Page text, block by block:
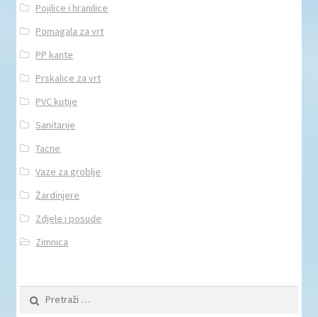
Pojilice i hranilice
Pomagala za vrt
PP kante
Prskalice za vrt
PVC kutije
Sanitarije
Tacne
Vaze za groblje
Žardinjere
Zdjele i posude
Zimnica
Pretraži: